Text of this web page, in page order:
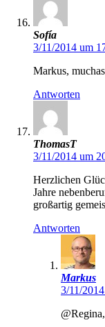
Sofía
3/11/2014 um
Markus,
Antworten
ThomasT
3/11/2014 um
Herzlichen
Jahre
großartig
Antworten
Markus
3/11/